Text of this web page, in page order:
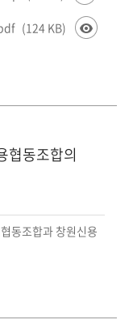
(124 KB)
협동조합의
동조합과 창원신용